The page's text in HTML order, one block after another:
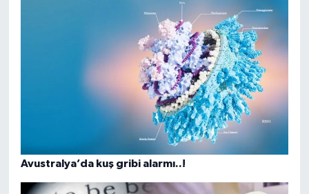
Avustralya’da kuş gribi alarmı..!